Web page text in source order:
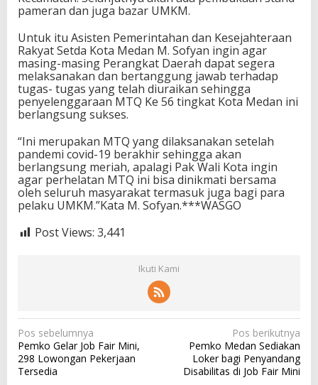
pameran dan juga bazar UMKM.
Untuk itu Asisten Pemerintahan dan Kesejahteraan
Rakyat Setda Kota Medan M. Sofyan ingin agar
masing-masing Perangkat Daerah dapat segera
melaksanakan dan bertanggung jawab terhadap
tugas- tugas yang telah diuraikan sehingga
penyelenggaraan MTQ Ke 56 tingkat Kota Medan ini
berlangsung sukses.
“Ini merupakan MTQ yang dilaksanakan setelah
pandemi covid-19 berakhir sehingga akan
berlangsung meriah, apalagi Pak Wali Kota ingin
agar perhelatan MTQ ini bisa dinikmati bersama
oleh seluruh masyarakat termasuk juga bagi para
pelaku UMKM.”Kata M. Sofyan.***WASGO
Post Views: 3,441
Ikuti Kami
N
a
v
Pos sebelumnya
Pemko Gelar Job Fair Mini,
298 Lowongan Pekerjaan
Tersedia
Pos berikutnya
Pemko Medan Sediakan
Loker bagi Penyandang
Disabilitas di Job Fair Mini